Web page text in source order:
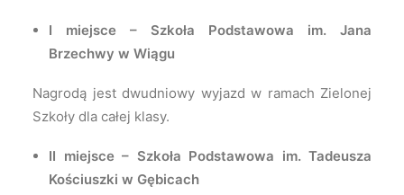
I miejsce – Szkoła Podstawowa im. Jana
Brzechwy w Wiągu
Nagrodą jest dwudniowy wyjazd w ramach Zielonej
Szkoły dla całej klasy.
II miejsce – Szkoła Podstawowa im. Tadeusza
Kościuszki w Gębicach